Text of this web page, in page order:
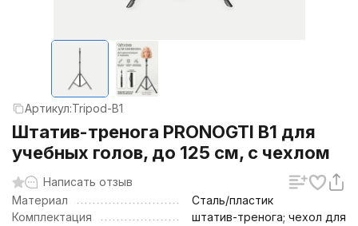
Артикул:Tripod-B1
Штатив-тренога PRONOGTI B1 для
учебных голов, до 125 см, с чехлом
Написать отзыв
Материал
Сталь/пластик
Комплектация
штатив-тренога; чехол для